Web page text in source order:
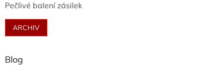
Pečlivé balení zásilek
ARCHIV
Blog